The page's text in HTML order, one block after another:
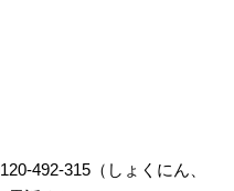
492-315（しょくにん、